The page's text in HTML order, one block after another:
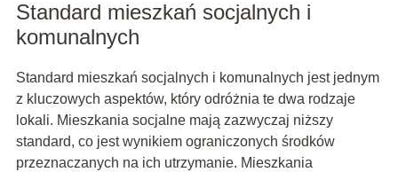
Standard mieszkań socjalnych i
komunalnych
Standard mieszkań socjalnych i komunalnych jest jednym
z kluczowych aspektów, który odróżnia te dwa rodzaje
lokali. Mieszkania socjalne mają zazwyczaj niższy
standard, co jest wynikiem ograniczonych środków
przeznaczanych na ich utrzymanie. Mieszkania